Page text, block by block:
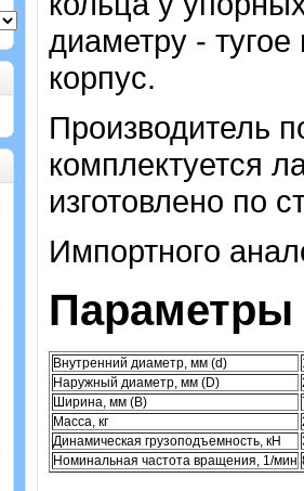
диаметру -
корпус.
Производитель
комплектуется
изготовлено по
Импортного
Параметры
Внутренний диаметр, мм (d)
Наружный диаметр, мм (D)
Ширина, мм (B)
Масса, кг
Динамическая грузоподъемность, кН
Номинальная частота вращения, 1/мин